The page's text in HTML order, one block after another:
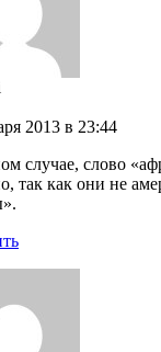
2013 в 23:44
случае, слово
так как они не